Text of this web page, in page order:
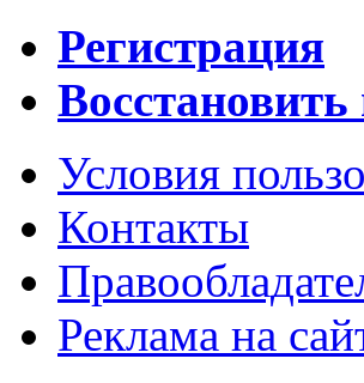
Регистрация
Условия
Контакты
Реклама на